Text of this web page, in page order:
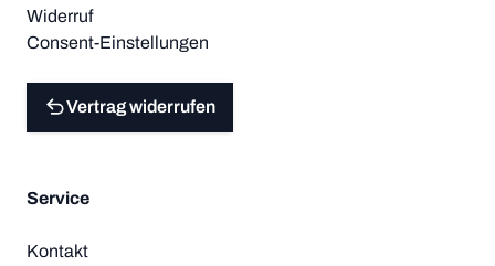
Widerruf
Consent-Einstellungen
Vertrag widerrufen
Service
Kontakt